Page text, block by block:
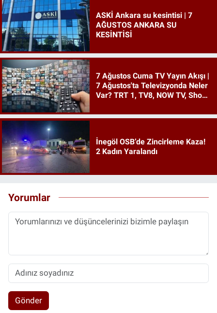
ASKİ Ankara su kesintisi | 7
AĞUSTOS ANKARA SU
KESİNTİSİ
7 Ağustos Cuma TV Yayın Akışı |
7 Ağustos'ta Televizyonda Neler
Var? TRT 1, TV8, NOW TV, Show
İnegöl OSB’de Zincirleme Kaza!
2 Kadın Yaralandı
Yorumlar
Gönder